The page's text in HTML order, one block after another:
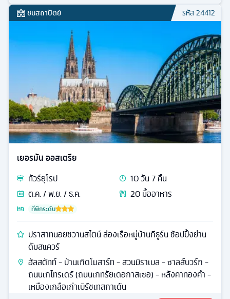
ชมสถาปัตย์ รหัส24412
เยอรมัน ออสเตรีย
ทัวร์ยุโรป 10วัน7คืน
ต.ค. / พ.ย. / ธ.ค.
20มื้ออาหาร
ที่พักระดับ
ปราสาทนอยชวานสไตน์ ล่องเรือหมู่บ้านกีธูร์น ช้อปปิ้งย่าน
ดัมสแควร์
ฮัลสตัทท์ - บ้านเกิดโมสาร์ท - สวนมิราเบล - ซาลส์บวร์ก -
ถนนเกไทรเดร้ (ถนนเกทรัยเดอกาสเซอ) - หลังคาทองคํา -
เหมืองเกลือเก่าเบิร์ชเทสกาเด้น